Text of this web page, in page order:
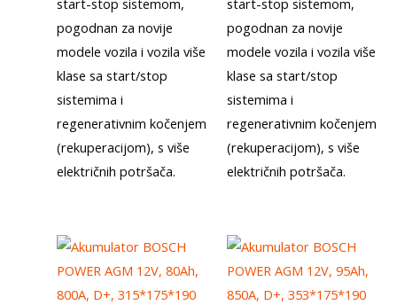
pogodnan za novije
modele vozila i vozila više
klase sa start/stop
sistemima i
regenerativnim kočenjem
(rekuperacijom), s više
električnih potršača.
pogodnan za novije
modele vozila i vozila više
klase sa start/stop
sistemima i
regenerativnim kočenjem
(rekuperacijom), s više
električnih potršača.